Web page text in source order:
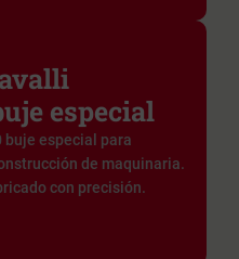
especial
buje especial para
de maquinaria.
con precisión.